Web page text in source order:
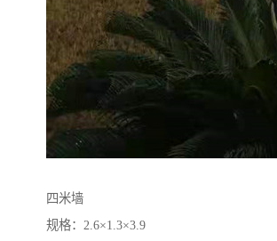
四米墙
规格：2.6×1.3×3.9